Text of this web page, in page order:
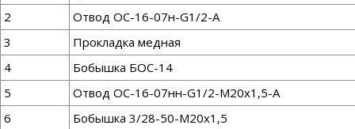
2
Отвод ОС-16-07н-G1/2-А
3
Прокладка медная
4
Бобышка БОС-14
5
Отвод ОС-16-07нн-G1/2-М20х1,5-А
6
Бобышка 3/28-50-М20х1,5